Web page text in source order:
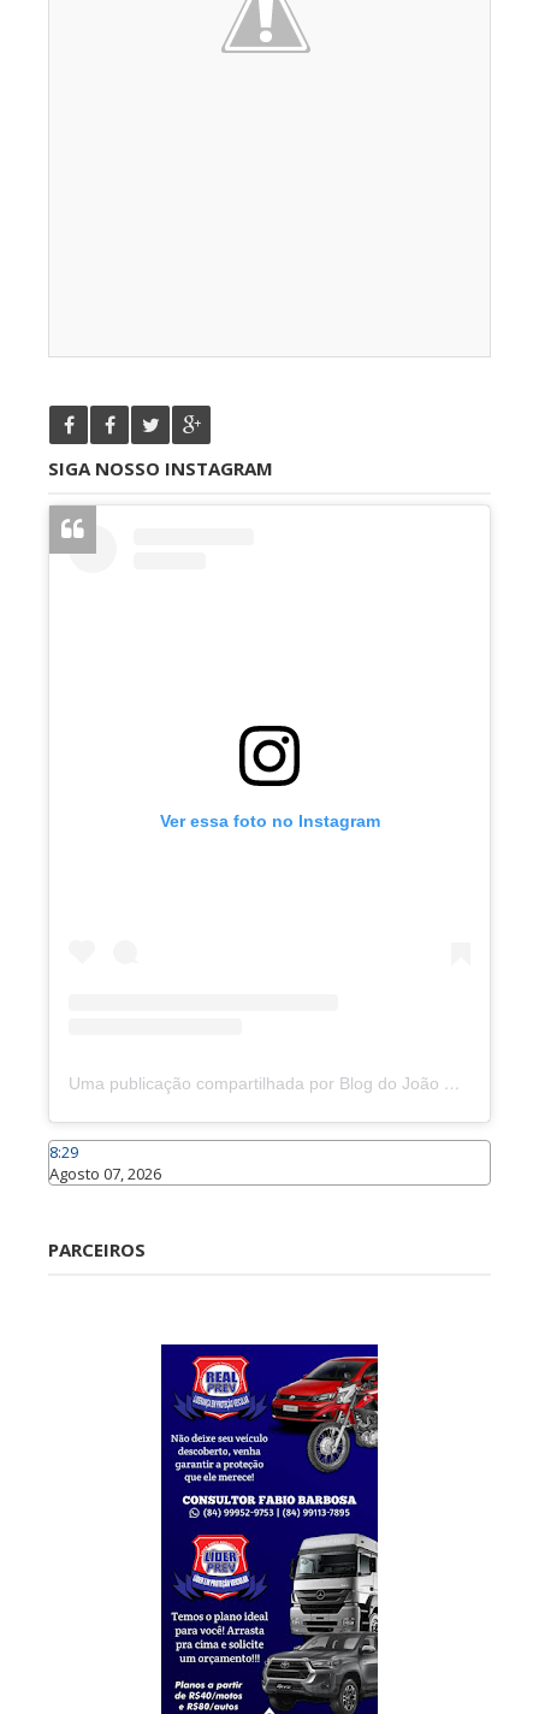
SIGA NOSSO INSTAGRAM
Ver essa foto no Instagram
Uma publicação compartilhada por Blog do João Marcolino (@joaomarcolinoneto)
8:29
Agosto 07, 2026
PARCEIROS